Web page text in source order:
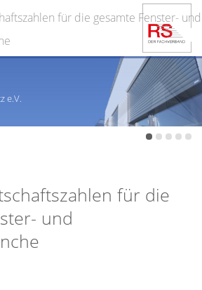
für die gesamte Fenster- und
e.V.
für die
und